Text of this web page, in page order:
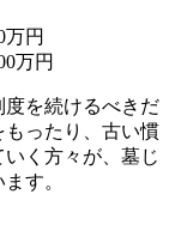
万円
万円
を続けるべきだ
もったり、古い慣
く方々が、墓じ
す。